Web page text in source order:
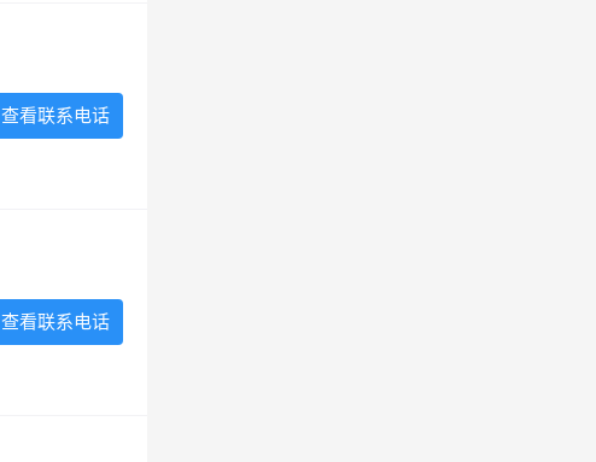
查看联系电话
查看联系电话